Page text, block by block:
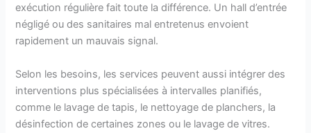
exécution régulière fait toute la différence. Un hall d’entrée
négligé ou des sanitaires mal entretenus envoient
rapidement un mauvais signal.
Selon les besoins, les services peuvent aussi intégrer des
interventions plus spécialisées à intervalles planifiés,
comme le lavage de tapis, le nettoyage de planchers, la
désinfection de certaines zones ou le lavage de vitres.